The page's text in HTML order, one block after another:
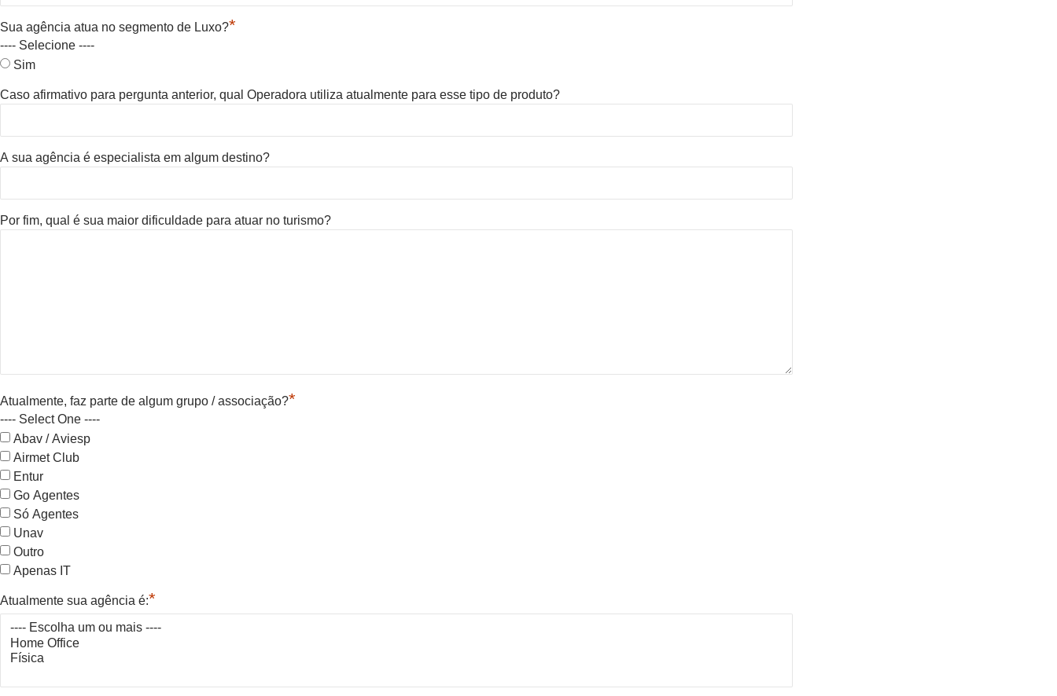
Sua agência atua no segmento de Luxo?*
---- Selecione ----
Sim
Caso afirmativo para pergunta anterior, qual Operadora utiliza atualmente para esse tipo de produto?
A sua agência é especialista em algum destino?
Por fim, qual é sua maior dificuldade para atuar no turismo?
Atualmente, faz parte de algum grupo / associação?*
---- Select One ----
Abav / Aviesp
Airmet Club
Entur
Go Agentes
Só Agentes
Unav
Outro
Apenas IT
Atualmente sua agência é:*